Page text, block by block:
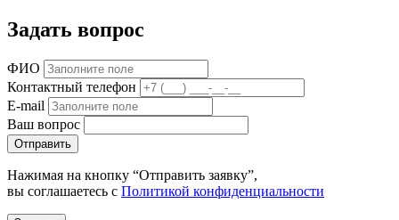
Задать вопрос
ФИО
Контактный телефон
E-mail
Ваш вопрос
Отправить
Нажимая на кнопку “Отправить заявку”,
вы соглашаетесь с Политикой конфиденциальности